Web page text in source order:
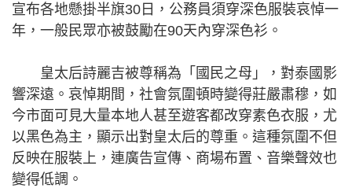
宣布各地懸掛半旗30日，公務員須穿深色服裝哀悼一
年，一般民眾亦被鼓勵在90天內穿深色衫。
皇太后詩麗吉被尊稱為「國民之母」，對泰國影
響深遠。哀悼期間，社會氛圍頓時變得莊嚴肅穆，如
今市面可見大量本地人甚至遊客都改穿素色衣服，尤
以黑色為主，顯示出對皇太后的尊重。這種氛圍不但
反映在服裝上，連廣告宣傳、商場布置、音樂聲效也
變得低調。